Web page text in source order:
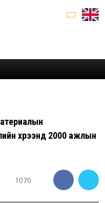
хүрээнд 2000 ажлын
1070